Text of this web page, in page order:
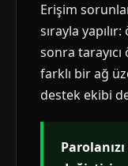
Erişim
sırayla
sonra
farklı bir ağ
destek ekibi